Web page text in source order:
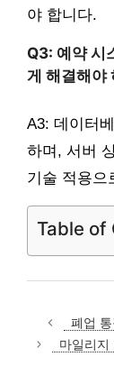
야 합니다.
Q3: 예약 시
게 해결해야
A3: 데이터
하며, 서버
기술 적용으
Table of
폐업
마일리지